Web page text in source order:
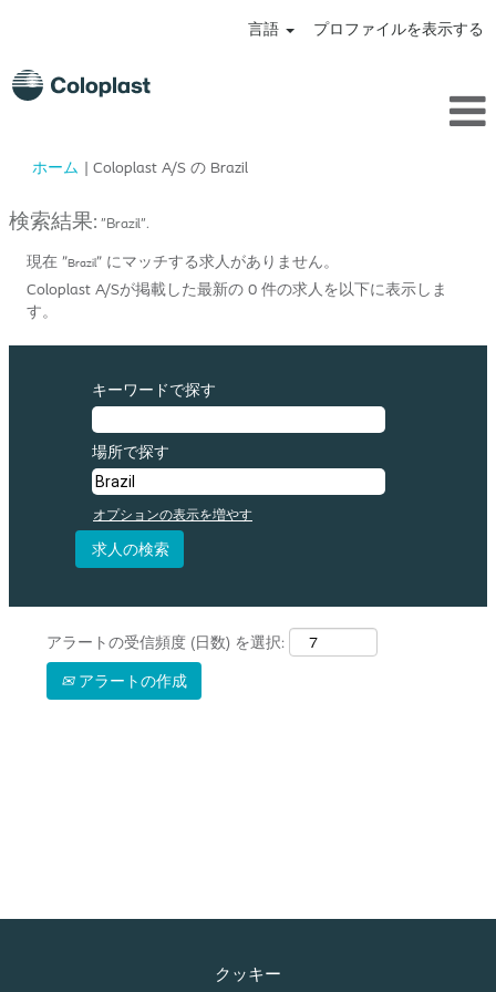
言語 プロファイルを表示する
ホーム | Coloplast A/S の Brazil
ー
ジ)
検索結果: "Brazil".
現在 "Brazil" にマッチする求人がありません。
Coloplast A/Sが掲載した最新の 0 件の求人を以下に表示しま
す。
キーワードで探す
場所で探す
オプションの表示を増やす
アラートの受信頻度 (日数) を選択:
アラートの作成
クッキー